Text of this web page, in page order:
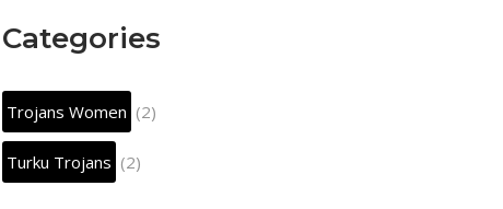
Categories
Trojans Women (2)
Turku Trojans (2)